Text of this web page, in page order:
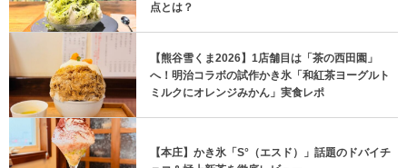
点とは？
【熊谷雪くま2026】1店舗目は「茶の西田園」
へ！明治コラボの試作かき氷「和紅茶ヨーグルト
ミルクにオレンジみかん」実食レポ
【本庄】かき氷「S°（エスド）」話題のドバイチ